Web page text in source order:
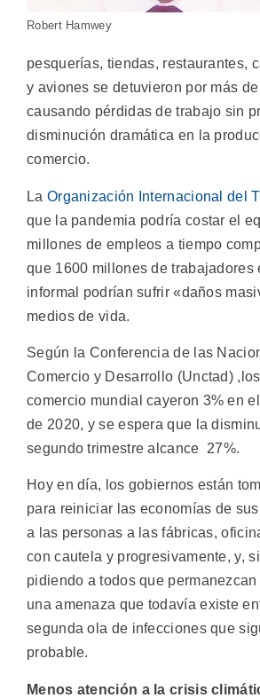
Robert Hamwey
pesquerías, tiendas, restaurantes,
y aviones se detuvieron por más
causando pérdidas de trabajo sin
disminución dramática en la
comercio.
La Organización Internacional del
que la pandemia podría costar el
millones de empleos a tiempo
que 1600 millones de trabajadores
informal podrían sufrir «daños
medios de vida.
Según la Conferencia de las
Comercio y Desarrollo (Unctad)
comercio mundial cayeron 3% en
de 2020, y se espera que la
segundo trimestre alcance 27%.
Hoy en día, los gobiernos están
para reiniciar las economías de
a las personas a las fábricas,
con cautela y progresivamente, y,
pidiendo a todos que
una amenaza que todavía existe
segunda ola de infecciones que
probable.
Menos atención a la crisis